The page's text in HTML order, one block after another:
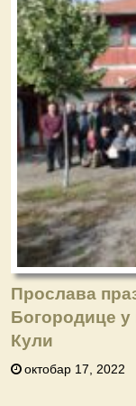
Прослава
Богородице у
Кули
октобар 17, 2022